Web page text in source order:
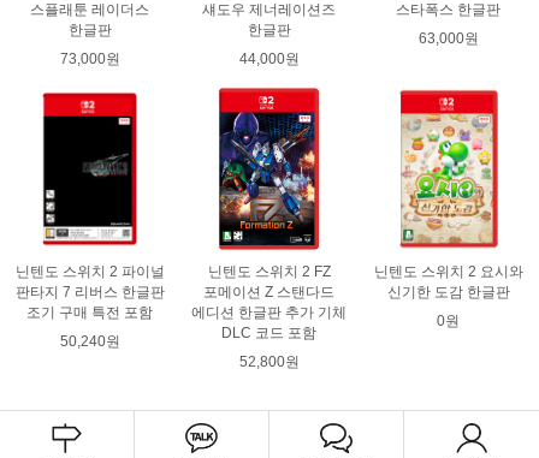
스플래툰 레이더스
한글판
73,000원
섀도우 제너레이션즈
한글판
44,000원
스타폭스 한글판
63,000원
닌텐도 스위치 2 파이널
판타지 7 리버스 한글판
조기 구매 특전 포함
50,240원
닌텐도 스위치 2 FZ
포메이션 Z 스탠다드
에디션 한글판 추가 기체
DLC 코드 포함
52,800원
닌텐도 스위치 2 요시와
신기한 도감 한글판
0원